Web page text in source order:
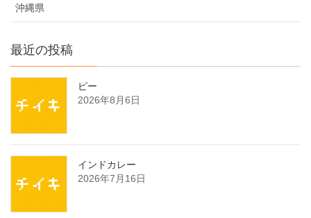
沖縄県
最近の投稿
ピー
2026年8月6日
インドカレー
2026年7月16日